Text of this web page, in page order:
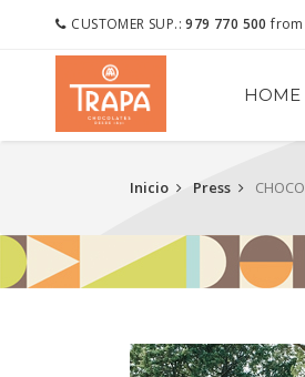
CUSTOMER SUP.:979 770 500 from
HOME
Inicio Press